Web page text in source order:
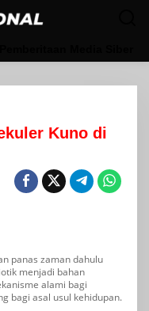
Kuno di
panas zaman dahulu
menjadi bahan
alami bagi
bagi asal usul kehidupan.